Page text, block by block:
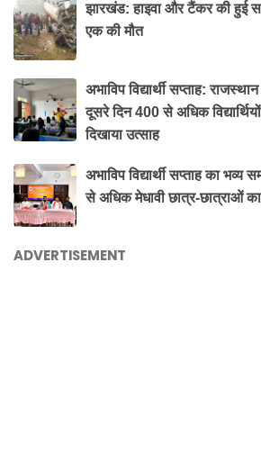
झारखंड: हाइवा और टैंकर की हुई
एक की मौत
अभाविप विद्यार्थी सप्ताह:
दूसरे दिन 400 से अधिक
दिखाया उत्साह
अभाविप विद्यार्थी सप्ताह का
से अधिक मेधावी छात्र-छात्राओं
ADVERTISEMENT